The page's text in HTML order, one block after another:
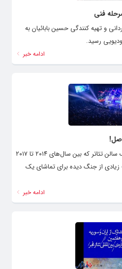
۳۶۲۵» به کارگردانی و تهیه کنندگی حسین بابائیان به
رسید.
ادامه خبر
شمار زیادی از مردم موصل در یک سالن تئاتر که بین سال‌های ۲۰۱۴ تا ۲۰۱۷
از جنگ دیده برای تماشای یک
ادامه خبر